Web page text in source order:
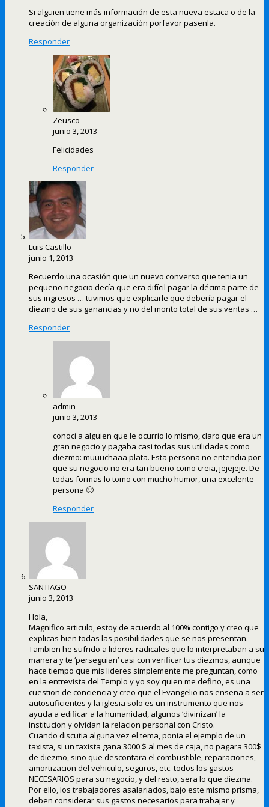
Si alguien tiene más información de esta nueva estaca o de la
creación de alguna organización porfavor pasenla.
Responder
Zeusco
junio 3, 2013
Felicidades
Responder
Luis Castillo
junio 1, 2013
Recuerdo una ocasión que un nuevo converso que tenia un
pequeño negocio decía que era difícil pagar la décima parte de
sus ingresos … tuvimos que explicarle que debería pagar el
diezmo de sus ganancias y no del monto total de sus ventas …
Responder
admin
junio 3, 2013
conoci a alguien que le ocurrio lo mismo, claro que era un
gran negocio y pagaba casi todas sus utilidades como
diezmo: muuuchaaa plata. Esta persona no entendia por
que su negocio no era tan bueno como creia, jejejeje. De
todas formas lo tomo con mucho humor, una excelente
persona 🙂
Responder
SANTIAGO
junio 3, 2013
Hola,
Magnifico articulo, estoy de acuerdo al 100% contigo y creo que
explicas bien todas las posibilidades que se nos presentan.
Tambien he sufrido a lideres radicales que lo interpretaban a su
manera y te ‘perseguian’ casi con verificar tus diezmos, aunque
hace tiempo que mis lideres simplemente me preguntan, como
en la entrevista del Templo y yo soy quien me defino, es una
cuestion de conciencia y creo que el Evangelio nos enseña a ser
autosuficientes y la iglesia solo es un instrumento que nos
ayuda a edificar a la humanidad, algunos ‘divinizan’ la
institucion y olvidan la relacion personal con Cristo.
Cuando discutia alguna vez el tema, ponia el ejemplo de un
taxista, si un taxista gana 3000 $ al mes de caja, no pagara 300$
de diezmo, sino que descontara el combustible, reparaciones,
amortizacion del vehiculo, seguros, etc. todos los gastos
NECESARIOS para su negocio, y del resto, sera lo que diezma.
Por ello, los trabajadores asalariados, bajo este mismo prisma,
deben considerar sus gastos necesarios para trabajar y